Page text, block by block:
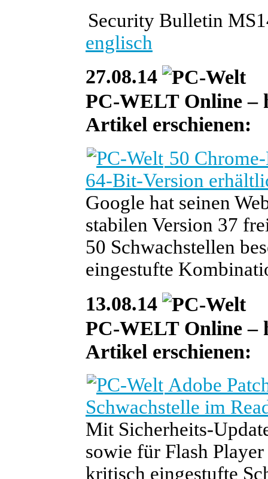
Security Bulletin
englisch
27.08.14
PC-WELT Online –
Artikel erschienen:
50
64-Bit-Version
Google hat seinen
stabilen Version 37
50 Schwachstellen
eingestufte
13.08.14
PC-WELT Online –
Artikel erschienen:
Adobe
Schwachstelle im
Mit Sicherheits-
sowie für Flash
kritisch eingestufte